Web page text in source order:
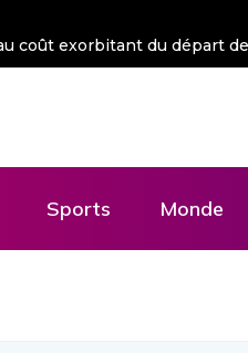
exorbitant du départ de
Sports Monde